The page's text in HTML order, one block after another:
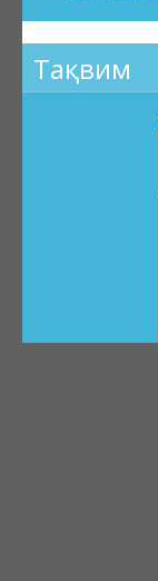
Феҳристи
Барои
Барои
Саволҳои
Маълумоти
Эълонҳо оид
Тақвим